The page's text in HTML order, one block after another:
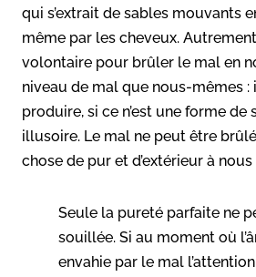
qui s’extrait de sables mouvants
même par les cheveux.
volontaire pour brûler le mal en
niveau de mal que nous-mêmes
produire, si ce n’est une forme de
illusoire. Le mal ne peut être
chose de pur et d’extérieur à nous
Seule la pureté parfaite ne
souillée. Si au moment où
envahie par le mal